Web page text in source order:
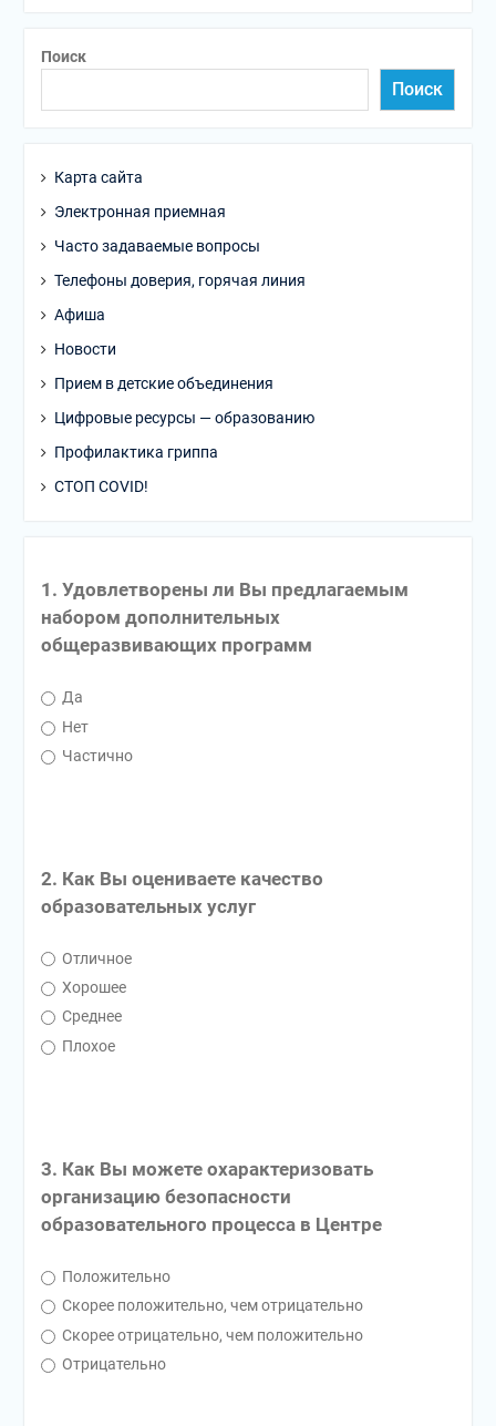
Поиск
Поиск
Карта сайта
Электронная приемная
Часто задаваемые вопросы
Телефоны доверия, горячая линия
Афиша
Новости
Прием в детские объединения
Цифровые ресурсы — образованию
Профилактика гриппа
СТОП COVID!
1. Удовлетворены ли Вы предлагаемым
набором дополнительных
общеразвивающих программ
Да
Нет
Частично
2. Как Вы оцениваете качество
образовательных услуг
Отличное
Хорошее
Среднее
Плохое
3. Как Вы можете охарактеризовать
организацию безопасности
образовательного процесса в Центре
Положительно
Скорее положительно, чем отрицательно
Скорее отрицательно, чем положительно
Отрицательно